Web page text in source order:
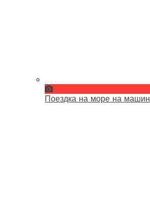
Поездка на море на